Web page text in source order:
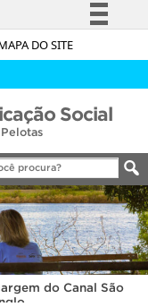
DO SITE
à informação
Legislação
Canais
Social
do Canal São